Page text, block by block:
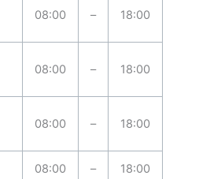
08:00 – 18:00
08:00 – 18:00
08:00 – 18:00
08:00 – 18:00